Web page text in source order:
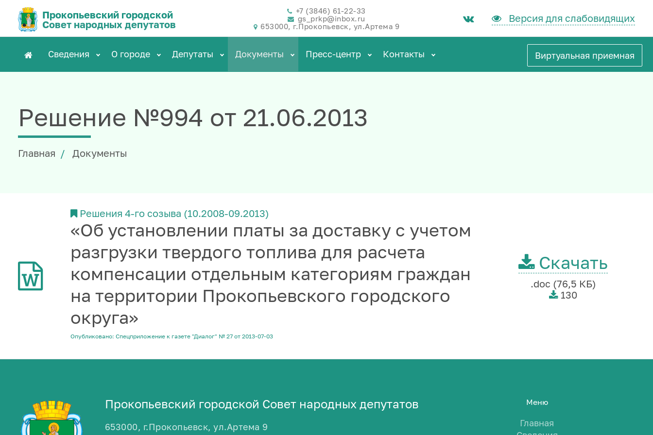
Прокопьевский городской
Совет народных депутатов
+7 (3846) 61-22-33
gs_prkp@inbox.ru
653000, г.Прокопьевск, ул.Артема 9
Версия для слабовидящих
Виртуальная приемная
Сведения О городе Депутаты Документы Пресс-центр Контакты
Решение №994 от 21.06.2013
Главная Документы
Решения 4-го созыва (10.2008-09.2013)
«Об установлении платы за доставку с учетом
разгрузки твердого топлива для расчета
компенсации отдельным категориям граждан
на территории Прокопьевского городского
округа»
Опубликовано: Спецприложение к газете "Диалог" № 27 от 2013-07-03
Скачать
.doc (76,5 КБ)
130
Прокопьевский городской Совет народных депутатов
653000, г.Прокопьевск, ул.Артема 9
Меню
Главная